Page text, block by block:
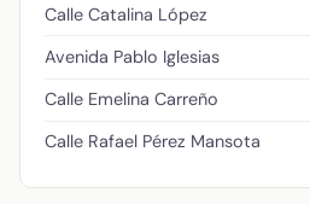
Calle Catalina López
Avenida Pablo Iglesias
Calle Emelina Carreño
Calle Rafael Pérez Mansota